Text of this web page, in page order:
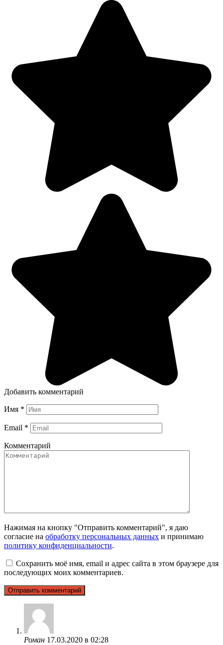
Добавить комментарий
Имя *
Email *
Комментарий
Нажимая на кнопку "Отправить комментарий", я даю
согласие на обработку персональных данных и принимаю
политику конфиденциальности.
Сохранить моё имя, email и адрес сайта в этом браузере для
последующих моих комментариев.
Роман 17.03.2020 в 02:28